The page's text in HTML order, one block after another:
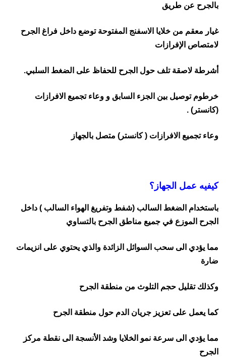
بالجرح عن طريق
غيار معقم من خلايا الاسفنج المفتوحة توضع داخل فراغ الجرح
لامتصاص الإفرازات
أشرطة لاصقة تلف حول الجرح للحفاظ على الضغط السلبي.
خرطوم توصيل بين الجزء السابق و وعاء تجميع الافرازات
(كانستر) .
وعاء تجميع الافرازات ( كانستر) متصل بالجهاز
كيفيه عمل الجهاز؟
باستخدام الضغط السالب (شفط وتفريغ الهواء السالب ) داخل
الجرح الموزع في جميع مناطق الجرح بالتساوي
مما يؤدي الى سحب السوائل الزائدة والذي يحتوي على انزيمات
ضارة
وكذلك تقليل حجم التلوث من منطقة الجرح
كما يعمل على تعزيز جريان الدم حول منطقة الجرح
مما يؤدي الى سرعة نمو الخلايا وشد الأنسجة الى نقطة مركز
الجرح